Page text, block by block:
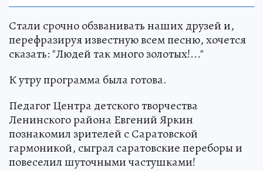
Стали срочно обзванивать наших друзей и,
перефразируя известную всем песню, хочется
сказать: "Людей так много золотых!..."
К утру программа была готова.
Педагог Центра детского творчества
Ленинского района Евгений Яркин
познакомил зрителей с Саратовской
гармоникой, сыграл саратовские переборы и
повеселил шуточными частушками!